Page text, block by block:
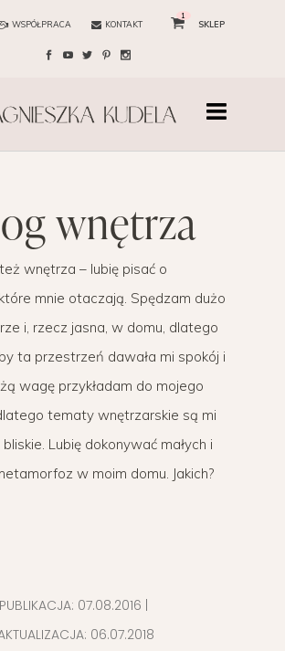
WSPÓŁPRACA KONTAKT
1
SKLEP
wnętrza
wnętrza – lubię pisać o
mnie otaczają. Spędzam dużo
i, rzecz jasna, w domu, dlatego
ta przestrzeń dawała mi spokój i
wagę przykładam do mojego
tematy wnętrzarskie są mi
Lubię dokonywać małych i
w moim domu. Jakich?
PUBLIKACJA: 07.08.2016
06.07.2018